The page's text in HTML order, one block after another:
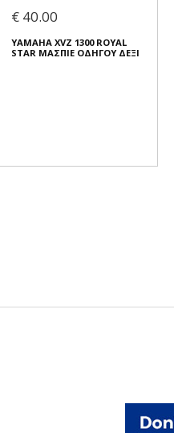
€ 40.00
YAMAHA XVZ 1300 ROYAL
STAR ΜΑΣΠΙΕ ΟΔΗΓΟΥ ΔΕΞΙ